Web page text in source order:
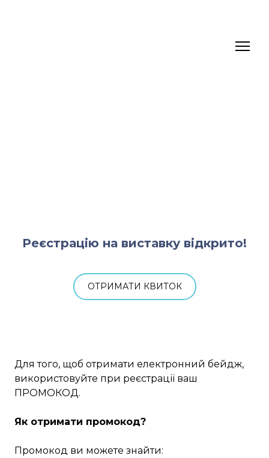
Реєстрацію на виставку відкрито!
ОТРИМАТИ КВИТОК
Для того, щоб отримати електронний бейдж,
використовуйте при реєстрації ваш
ПРОМОКОД.
Як отримати промокод?
Промокод ви можете знайти: